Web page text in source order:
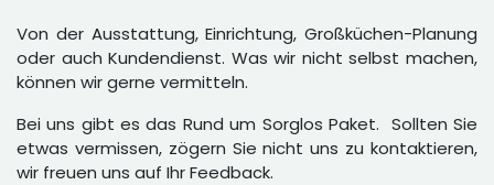
Von der Ausstattung, Einrichtung, Großküchen-Planung
oder auch Kundendienst. Was wir nicht selbst machen,
können wir gerne vermitteln.
Bei uns gibt es das Rund um Sorglos Paket. Sollten Sie
etwas vermissen, zögern Sie nicht uns zu kontaktieren,
wir freuen uns auf Ihr Feedback.